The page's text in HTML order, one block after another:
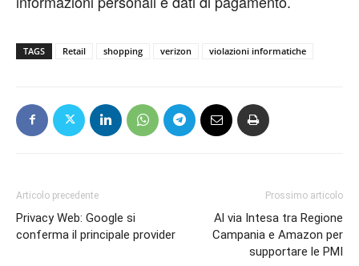
TAGS Retail shopping verizon violazioni informatiche
Articolo precedente
Privacy Web: Google si
conferma il principale provider
Prossimo articolo
Al via Intesa tra Regione
Campania e Amazon per
supportare le PMI